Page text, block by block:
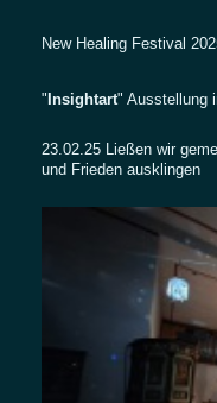
New Healing Festival
"Insightart" Ausstellung
23.02.25 Ließen wir
und Frieden ausklingen